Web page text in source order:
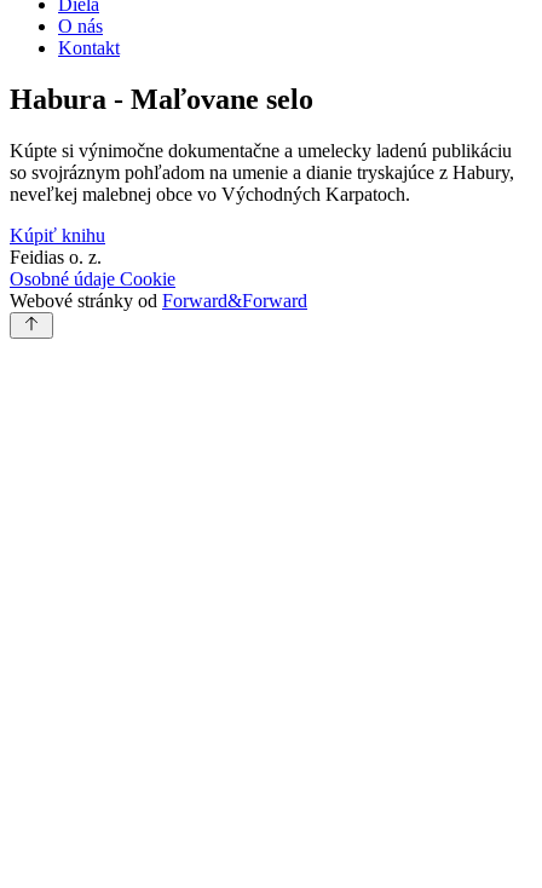
Diela
O nás
Kontakt
Habura - Maľovane selo
Kúpte si výnimočne dokumentačne a umelecky ladenú publikáciu
so svojráznym pohľadom na umenie a dianie tryskajúce z Habury,
neveľkej malebnej obce vo Východných Karpatoch.
Kúpiť knihu
Feidias o. z.
Osobné údaje Cookie
Webové stránky od Forward&Forward